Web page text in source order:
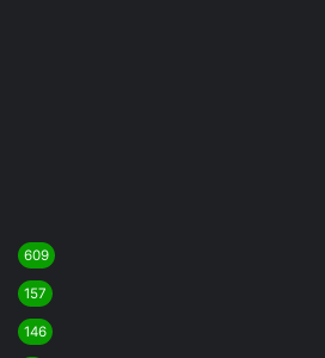
609
157
146